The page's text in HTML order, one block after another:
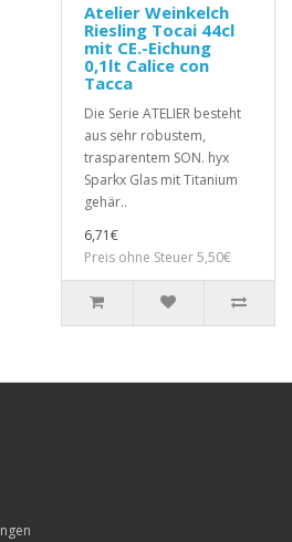
Atelier Weinkelch
Riesling Tocai 44cl
mit CE.-Eichung
0,1lt Calice con
Tacca
Die Serie ATELIER besteht
aus sehr robustem,
trasparentem SON. hyx
Sparkx Glas mit Titanium
gehär..
6,71€
Preis ohne Steuer 5,50€